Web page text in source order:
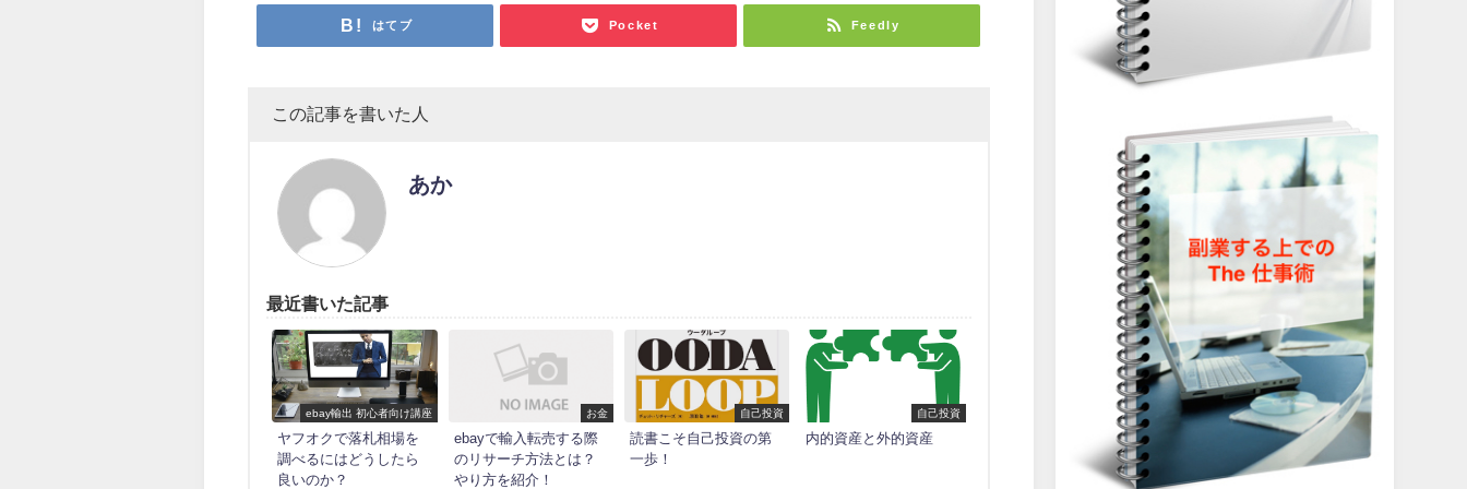
はてブ Pocket Feedly
この記事を書いた人
あか
最近書いた記事
ebay輸出 初心者向け講座
ヤフオクで落札相場を
調べるにはどうしたら
良いのか？
お金
ebayで輸入転売する際
のリサーチ方法とは？
やり方を紹介！
自己投資
読書こそ自己投資の第
一歩！
自己投資
内的資産と外的資産